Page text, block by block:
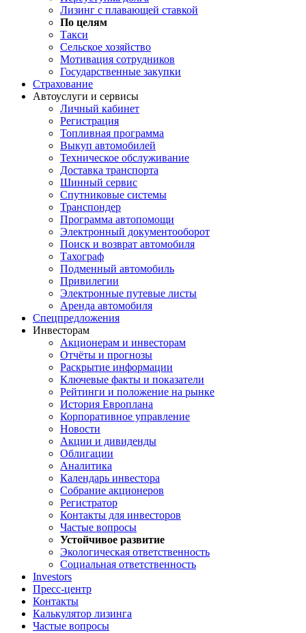
Лизинг с плавающей ставкой
По целям
Такси
Сельское хозяйство
Мотивация сотрудников
Государственные закупки
Страхование
Автоуслуги и сервисы
Личный кабинет
Регистрация
Топливная программа
Выкуп автомобилей
Техническое обслуживание
Доставка транспорта
Шинный сервис
Спутниковые системы
Транспондер
Программа автопомощи
Электронный документооборот
Поиск и возврат автомобиля
Тахограф
Подменный автомобиль
Привилегии
Электронные путевые листы
Аренда автомобиля
Спецпредложения
Инвесторам
Акционерам и инвесторам
Отчёты и прогнозы
Раскрытие информации
Ключевые факты и показатели
Рейтинги и положение на рынке
История Европлана
Корпоративное управление
Новости
Акции и дивиденды
Облигации
Аналитика
Календарь инвестора
Собрание акционеров
Регистратор
Контакты для инвесторов
Частые вопросы
Устойчивое развитие
Экологическая ответственность
Социальная ответственность
Investors
Пресс-центр
Контакты
Калькулятор лизинга
Частые вопросы